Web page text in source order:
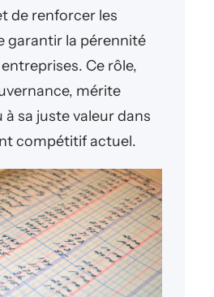
de renforcer les
garantir la pérennité
Ce rôle,
mérite
à sa juste valeur dans
compétitif actuel.